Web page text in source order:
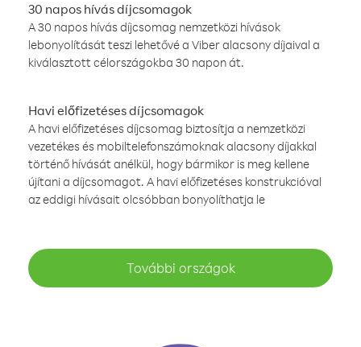
30 napos hívás díjcsomagok
A 30 napos hívás díjcsomag nemzetközi hívások
lebonyolítását teszi lehetővé a Viber alacsony díjaival a
kiválasztott célországokba 30 napon át.
Havi előfizetéses díjcsomagok
A havi előfizetéses díjcsomag biztosítja a nemzetközi
vezetékes és mobiltelefonszámoknak alacsony díjakkal
történő hívását anélkül, hogy bármikor is meg kellene
újítani a díjcsomagot. A havi előfizetéses konstrukcióval
az eddigi hívásait olcsóbban bonyolíthatja le
További országok